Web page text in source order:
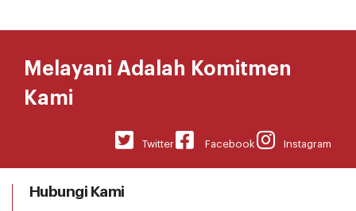
Melayani Adalah Komitmen
Kami
Instagram
Facebook
Twitter
Hubungi Kami